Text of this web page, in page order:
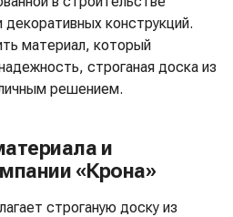
конструкций.
материал, который
строганая доска из
решением.
и
«Крона»
строганую доску из